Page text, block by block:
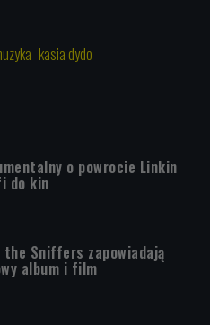
kasia dydo
o powrocie Linkin
do kin
the Sniffers zapowiadają
album i film